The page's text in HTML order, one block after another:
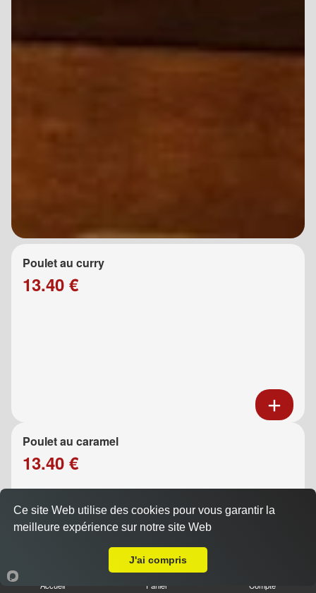
Poulet au curry
13.40 €
Poulet au caramel
13.40 €
Accueil Panier Compte
Ce site Web utilise des cookies pour vous garantir la
meilleure expérience sur notre site Web
J'ai compris